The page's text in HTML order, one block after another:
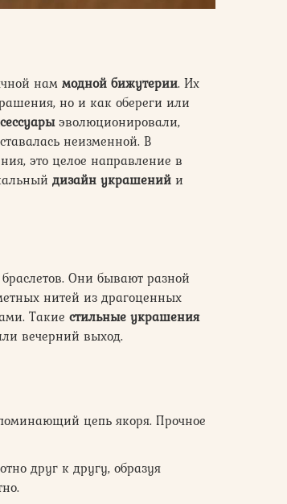
нам модной бижутерии. Их
но и как обереги или
эволюционировали,
неизменной. В
это целое направление в
дизайн украшений и
Они бывают разной
нитей из драгоценных
Такие стильные украшения
вечерний выход.
цепь якоря. Прочное
друг к другу, образуя